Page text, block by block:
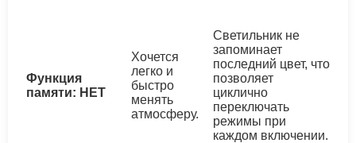
Функция
памяти: НЕТ
Хочется
легко и
быстро
менять
атмосферу.
Светильник не
запоминает
последний цвет, что
позволяет
циклично
переключать
режимы при
каждом включении.